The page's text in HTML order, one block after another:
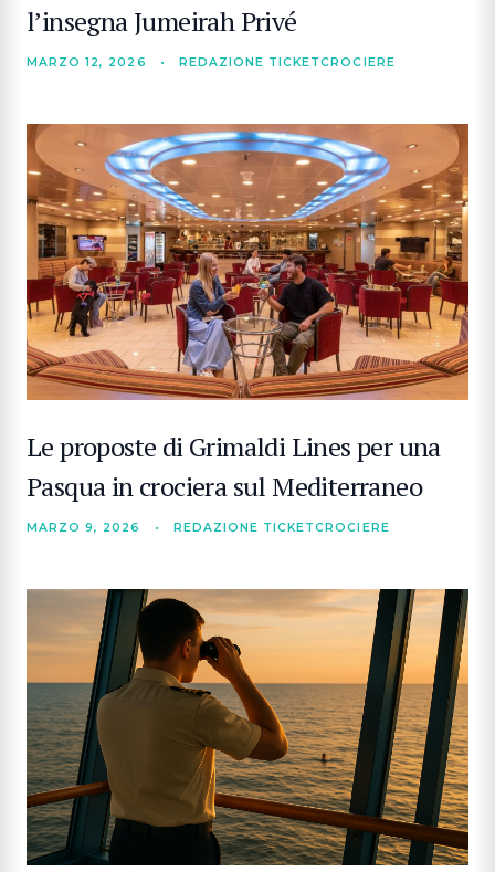
l’insegna Jumeirah Privé
MARZO 12, 2026 • REDAZIONE TICKETCROCIERE
Le proposte di Grimaldi Lines per una
Pasqua in crociera sul Mediterraneo
MARZO 9, 2026 • REDAZIONE TICKETCROCIERE